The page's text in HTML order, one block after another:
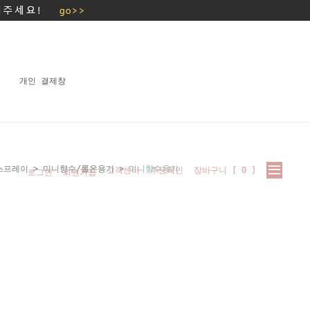
개인 결제창
로그인 회원가입 고객센터 주문확인 장바구니 [ 0
레이 >미니향수/롤온용기 >미니향수용기